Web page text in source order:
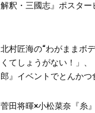
解釈・三國志』ポスター
北村匠海の“わがままボ
くてしょうがない！」
郎』イベントでとんかつ
菅田将暉×小松菜奈『糸